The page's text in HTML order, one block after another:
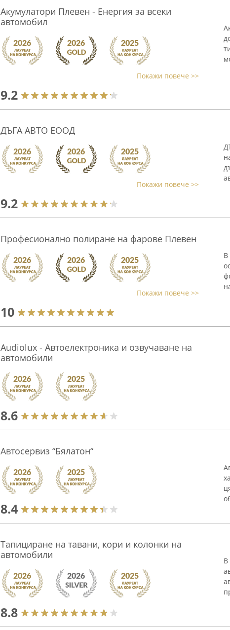
Акумулатори Плевен - Енергия за всеки
автомобил
Покажи повече >>
9.2
ДЪГА АВТО ЕООД
Покажи повече >>
9.2
Професионално полиране на фарове Плевен
Покажи повече >>
10
В
Audiolux - Автоелектроника и озвучаване на
автомобили
8.6
Автосервиз “Бялатон“
8.4
Тапициране на тавани, кори и колонки на
автомобили
8.8
В